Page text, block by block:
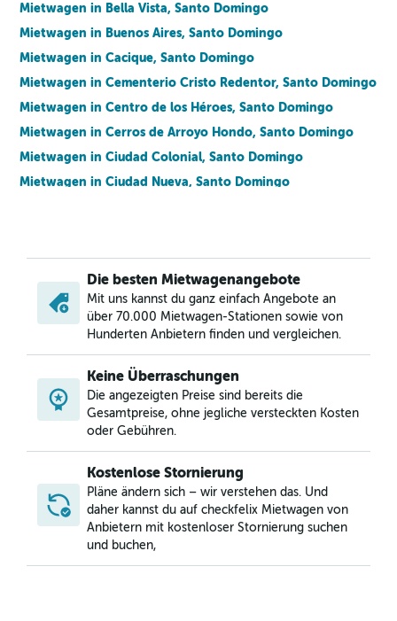
Mietwagen in Bella Vista, Santo Domingo
Mietwagen in Buenos Aires, Santo Domingo
Mietwagen in Cacique, Santo Domingo
Mietwagen in Cementerio Cristo Redentor, Santo Domingo
Mietwagen in Centro de los Héroes, Santo Domingo
Mietwagen in Cerros de Arroyo Hondo, Santo Domingo
Mietwagen in Ciudad Colonial, Santo Domingo
Mietwagen in Ciudad Nueva, Santo Domingo
Mietwagen in Cuesta Brava, Santo Domingo
Mietwagen in Domingo Sabio, Santo Domingo
Mietwagen in El Millón, Santo Domingo
Mietwagen in Ensanche Capotillo, Santo Domingo
Mietwagen in Ensanche Espaillat, Santo Domingo
Mietwagen in Ensanche La Fé, Santo Domingo
Mietwagen in Ensanche Luperón, Santo Domingo
Mietwagen in Ensanche Naco, Santo Domingo
Mietwagen in Gazcue, Santo Domingo
Mietwagen in General Antonio Duvergé, Santo Domingo
Mietwagen in Gualey, Santo Domingo
Mietwagen in Honduras del Norte, Santo Domingo
Mietwagen in Honduras del Oeste, Santo Domingo
Die besten Mietwagenangebote
Mit uns kannst du ganz einfach Angebote an
über 70.000 Mietwagen-Stationen sowie von
Hunderten Anbietern finden und vergleichen.
Keine Überraschungen
Die angezeigten Preise sind bereits die
Gesamtpreise, ohne jegliche versteckten Kosten
oder Gebühren.
Kostenlose Stornierung
Pläne ändern sich – wir verstehen das. Und
daher kannst du auf checkfelix Mietwagen von
Anbietern mit kostenloser Stornierung suchen
und buchen,